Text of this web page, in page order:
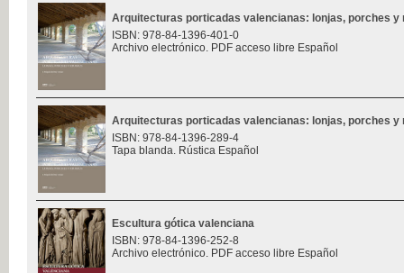
Arquitecturas porticadas valencianas: lonjas, porches y
ISBN: 978-84-1396-401-0
Archivo electrónico. PDF acceso libre Español
Arquitecturas porticadas valencianas: lonjas, porches y
ISBN: 978-84-1396-289-4
Tapa blanda. Rústica Español
Escultura gótica valenciana
ISBN: 978-84-1396-252-8
Archivo electrónico. PDF acceso libre Español